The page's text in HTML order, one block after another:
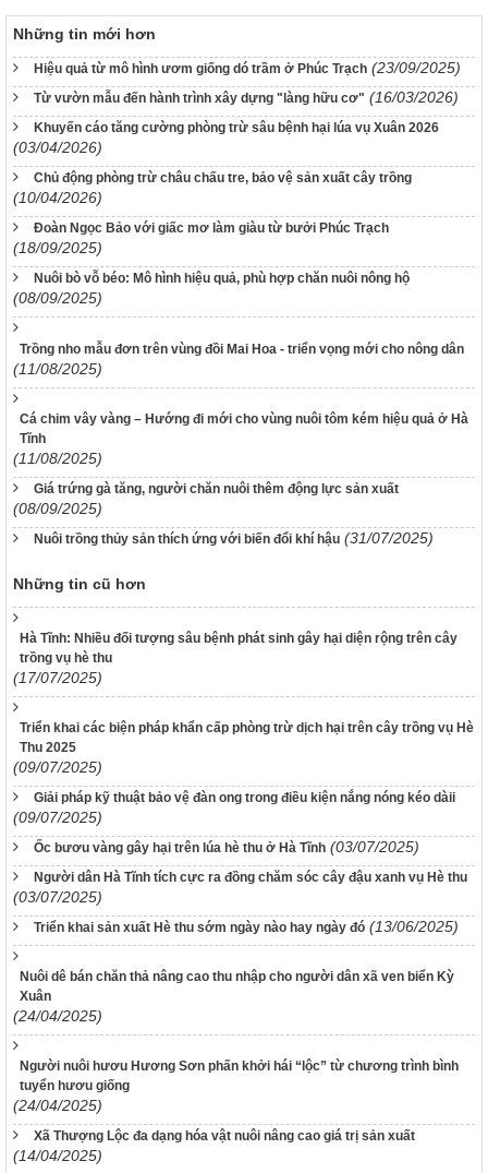
Những tin mới hơn
Hiệu quả từ mô hình ươm giống dó trầm ở Phúc Trạch (23/09/2025)
Từ vườn mẫu đến hành trình xây dựng "làng hữu cơ" (16/03/2026)
Khuyến cáo tăng cường phòng trừ sâu bệnh hại lúa vụ Xuân 2026
(03/04/2026)
Chủ động phòng trừ châu chấu tre, bảo vệ sản xuất cây trồng
(10/04/2026)
Đoàn Ngọc Bảo với giấc mơ làm giàu từ bưởi Phúc Trạch
(18/09/2025)
Nuôi bò vỗ béo: Mô hình hiệu quả, phù hợp chăn nuôi nông hộ
(08/09/2025)
Trồng nho mẫu đơn trên vùng đồi Mai Hoa - triển vọng mới cho nông dân
(11/08/2025)
Cá chim vây vàng – Hướng đi mới cho vùng nuôi tôm kém hiệu quả ở Hà
Tĩnh
(11/08/2025)
Giá trứng gà tăng, người chăn nuôi thêm động lực sản xuất
(08/09/2025)
Nuôi trồng thủy sản thích ứng với biến đổi khí hậu (31/07/2025)
Những tin cũ hơn
Hà Tĩnh: Nhiều đối tượng sâu bệnh phát sinh gây hại diện rộng trên cây
trồng vụ hè thu
(17/07/2025)
Triển khai các biện pháp khẩn cấp phòng trừ dịch hại trên cây trồng vụ Hè
Thu 2025
(09/07/2025)
Giải pháp kỹ thuật bảo vệ đàn ong trong điều kiện nắng nóng kéo dàii
(09/07/2025)
Ốc bươu vàng gây hại trên lúa hè thu ở Hà Tĩnh (03/07/2025)
Người dân Hà Tĩnh tích cực ra đồng chăm sóc cây đậu xanh vụ Hè thu
(03/07/2025)
Triển khai sản xuất Hè thu sớm ngày nào hay ngày đó (13/06/2025)
Nuôi dê bán chăn thả nâng cao thu nhập cho người dân xã ven biển Kỳ
Xuân
(24/04/2025)
Người nuôi hươu Hương Sơn phấn khởi hái “lộc” từ chương trình bình
tuyển hươu giống
(24/04/2025)
Xã Thượng Lộc đa dạng hóa vật nuôi nâng cao giá trị sản xuất
(14/04/2025)